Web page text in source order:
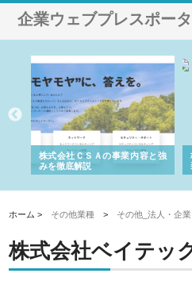
企業ウェブプレスポー
株式会社ＣＳＡの事業内容と強
みを徹底解説
ホーム > その他業種 > その他_法人・企業
株式会社ベイテッ